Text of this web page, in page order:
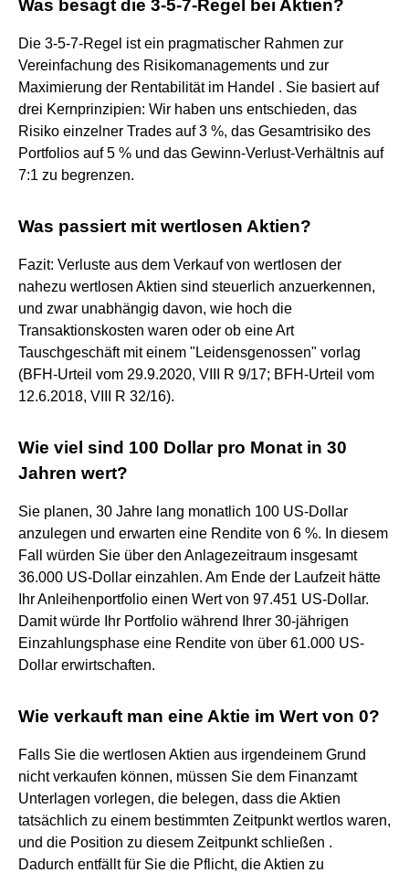
Was besagt die 3-5-7-Regel bei Aktien?
Die 3-5-7-Regel ist ein pragmatischer Rahmen zur
Vereinfachung des Risikomanagements und zur
Maximierung der Rentabilität im Handel . Sie basiert auf
drei Kernprinzipien: Wir haben uns entschieden, das
Risiko einzelner Trades auf 3 %, das Gesamtrisiko des
Portfolios auf 5 % und das Gewinn-Verlust-Verhältnis auf
7:1 zu begrenzen.
Was passiert mit wertlosen Aktien?
Fazit: Verluste aus dem Verkauf von wertlosen der
nahezu wertlosen Aktien sind steuerlich anzuerkennen,
und zwar unabhängig davon, wie hoch die
Transaktionskosten waren oder ob eine Art
Tauschgeschäft mit einem "Leidensgenossen" vorlag
(BFH-Urteil vom 29.9.2020, VIII R 9/17; BFH-Urteil vom
12.6.2018, VIII R 32/16).
Wie viel sind 100 Dollar pro Monat in 30
Jahren wert?
Sie planen, 30 Jahre lang monatlich 100 US-Dollar
anzulegen und erwarten eine Rendite von 6 %. In diesem
Fall würden Sie über den Anlagezeitraum insgesamt
36.000 US-Dollar einzahlen. Am Ende der Laufzeit hätte
Ihr Anleihenportfolio einen Wert von 97.451 US-Dollar.
Damit würde Ihr Portfolio während Ihrer 30-jährigen
Einzahlungsphase eine Rendite von über 61.000 US-
Dollar erwirtschaften.
Wie verkauft man eine Aktie im Wert von 0?
Falls Sie die wertlosen Aktien aus irgendeinem Grund
nicht verkaufen können, müssen Sie dem Finanzamt
Unterlagen vorlegen, die belegen, dass die Aktien
tatsächlich zu einem bestimmten Zeitpunkt wertlos waren,
und die Position zu diesem Zeitpunkt schließen .
Dadurch entfällt für Sie die Pflicht, die Aktien zu